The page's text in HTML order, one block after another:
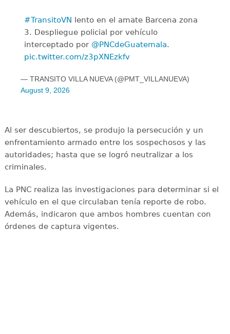
#TransitoVN
lento en el amate Barcena zona
3. Despliegue policial por vehículo
interceptado por @PNCdeGuatemala.
pic.twitter.com/z3pXNEzkfv
— TRANSITO VILLA NUEVA (@PMT_VILLANUEVA)
August 9, 2026
Al ser descubiertos, se produjo la persecución y un
enfrentamiento armado entre los sospechosos y las
autoridades; hasta que se logró neutralizar a los
criminales.
La PNC realiza las investigaciones para determinar si el
vehículo en el que circulaban tenía reporte de robo.
Además, indicaron que ambos hombres cuentan con
órdenes de captura vigentes.